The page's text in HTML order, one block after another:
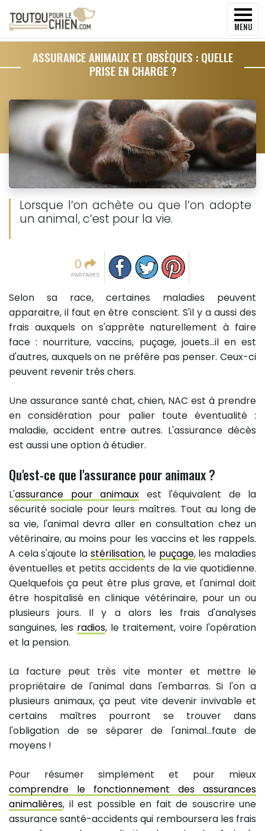
MENU
ASSURANCE ANIMAUX ET OBSÈQUES : QUELLE
PRISE EN CHARGE ?
Lorsque l’on achète ou que l’on adopte
un animal, c’est pour la vie.
0
PARTAGES
Partager sur facebook
Partager sur Twitter
Epingler sur Pinterest
Selon sa race, certaines maladies peuvent
apparaitre, il faut en être conscient. S'il y a aussi des
frais auxquels on s'apprête naturellement à faire
face : nourriture, vaccins, puçage, jouets…il en est
d'autres, auxquels on ne préfère pas penser. Ceux-ci
peuvent revenir très chers.
Une assurance santé chat, chien, NAC est à prendre
en considération pour palier toute éventualité :
maladie, accident entre autres. L'assurance décès
est aussi une option à étudier.
Qu'est-ce que l'assurance pour animaux ?
L'assurance pour animaux est l'équivalent de la
sécurité sociale pour leurs maîtres. Tout au long de
sa vie, l'animal devra aller en consultation chez un
vétérinaire, au moins pour les vaccins et les rappels.
A cela s'ajoute la stérilisation, le puçage, les maladies
éventuelles et petits accidents de la vie quotidienne.
Quelquefois ça peut être plus grave, et l'animal doit
être hospitalisé en clinique vétérinaire, pour un ou
plusieurs jours. Il y a alors les frais d'analyses
sanguines, les radios, le traitement, voire l'opération
et la pension.
La facture peut très vite monter et mettre le
propriétaire de l'animal dans l'embarras. Si l'on a
plusieurs animaux, ça peut vite devenir invivable et
certains maîtres pourront se trouver dans
l'obligation de se séparer de l'animal...faute de
moyens !
Pour résumer simplement et pour mieux
comprendre le fonctionnement des assurances
animalières, il est possible en fait de souscrire une
assurance santé-accidents qui remboursera les frais